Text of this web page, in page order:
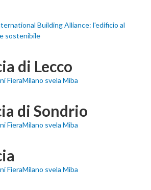
Building Alliance: l'edificio al
sostenibile
di Lecco
FieraMilano svela Miba
di Sondrio
FieraMilano svela Miba
FieraMilano svela Miba